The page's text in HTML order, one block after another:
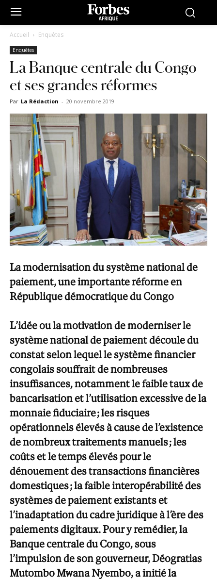
Accueil Enquêtes
Enquêtes
La Banque centrale du Congo
et ses grandes réformes
Par La Rédaction - 20 novembre 2019
La modernisation du système national de
paiement, une importante réforme en
République démocratique du Congo
L’idée ou la motivation de moderniser le
système national de paiement découle du
constat selon lequel le système financier
congolais souffrait de nombreuses
insuffisances, notamment le faible taux de
bancarisation et l’utilisation excessive de la
monnaie fiduciaire ; les risques
opérationnels élevés à cause de l’existence
de nombreux traitements manuels ; les
coûts et le temps élevés pour le
dénouement des transactions financières
domestiques ; la faible interopérabilité des
systèmes de paiement existants et
l’inadaptation du cadre juridique à l’ère des
paiements digitaux. Pour y remédier, la
Banque centrale du Congo, sous
l’impulsion de son gouverneur, Déogratias
Mutombo Mwana Nyembo, a initié la